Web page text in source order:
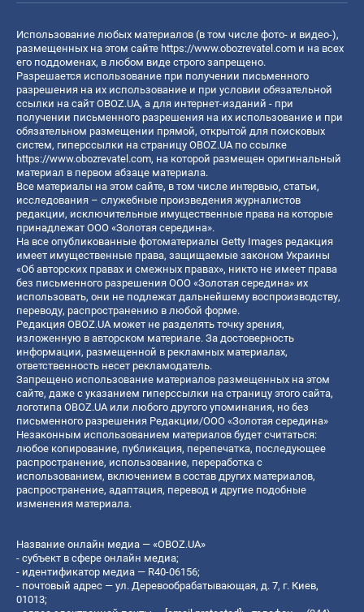
Использование любых материалов (в том числе фото- и видео-),
размещенных на этом сайте https://www.obozrevatel.com и на всех
его поддоменах, в любом виде строго запрещено.
Разрешается использование при получении письменного
разрешения на их использование и при условии обязательной
ссылки на сайт OBOZ.UA, а для интернет-изданий - при
получении письменного разрешения на их использование и при
обязательном размещении прямой, открытой для поисковых
систем, гиперссылки на страницу OBOZ.UA по ссылке
https://www.obozrevatel.com, на которой размещен оригинальный
материал в первом абзаце материала.
Все материалы на этом сайте, в том числе интервью, статьи,
исследования – служебные произведения журналистов
редакции, исключительные имущественные права на которые
принадлежат ООО «Золотая середина».
На все опубликованные фотоматериалы Getty Images редакция
имеет имущественные права, защищаемые законом Украины
«Об авторских правах и смежных правах», никто не имеет права
без письменного разрешения ООО «Золотая середина» их
использовать, они не подлежат дальнейшему воспроизводству,
переводу, распространению в любой форме.
Редакция OBOZ.UA может не разделять точку зрения,
изложенную в авторском материале. За достоверность
информации, размещенной в рекламных материалах,
ответственность несет рекламодатель.
Запрещено использование материалов размещенных на этом
сайте, даже с указанием гиперссылки на страницу этого сайта,
логотипа OBOZ.UA или любого другого упоминания, но без
письменного разрешения Редакции/ООО «Золотая середина»
Незаконным использованием материалов будет считаться:
любое копирование, публикация, перепечатка, последующее
распространение, использование, переработка с
использованием, включением в состав других материалов,
распространение, адаптация, перевод и другие подобные
изменения материала.
Название онлайн медиа — «OBOZ.UA»
- субъект в сфере онлайн медиа;
- идентификатор медиа — R40-06156;
- почтовый адрес — ул. Деревообрабатывающая, д. 7, г. Киев,
01013;